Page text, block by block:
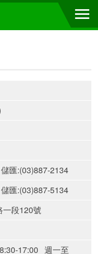
匯:(03)887-2134
匯:(03)887-5134
一段120號
17:00 週一至